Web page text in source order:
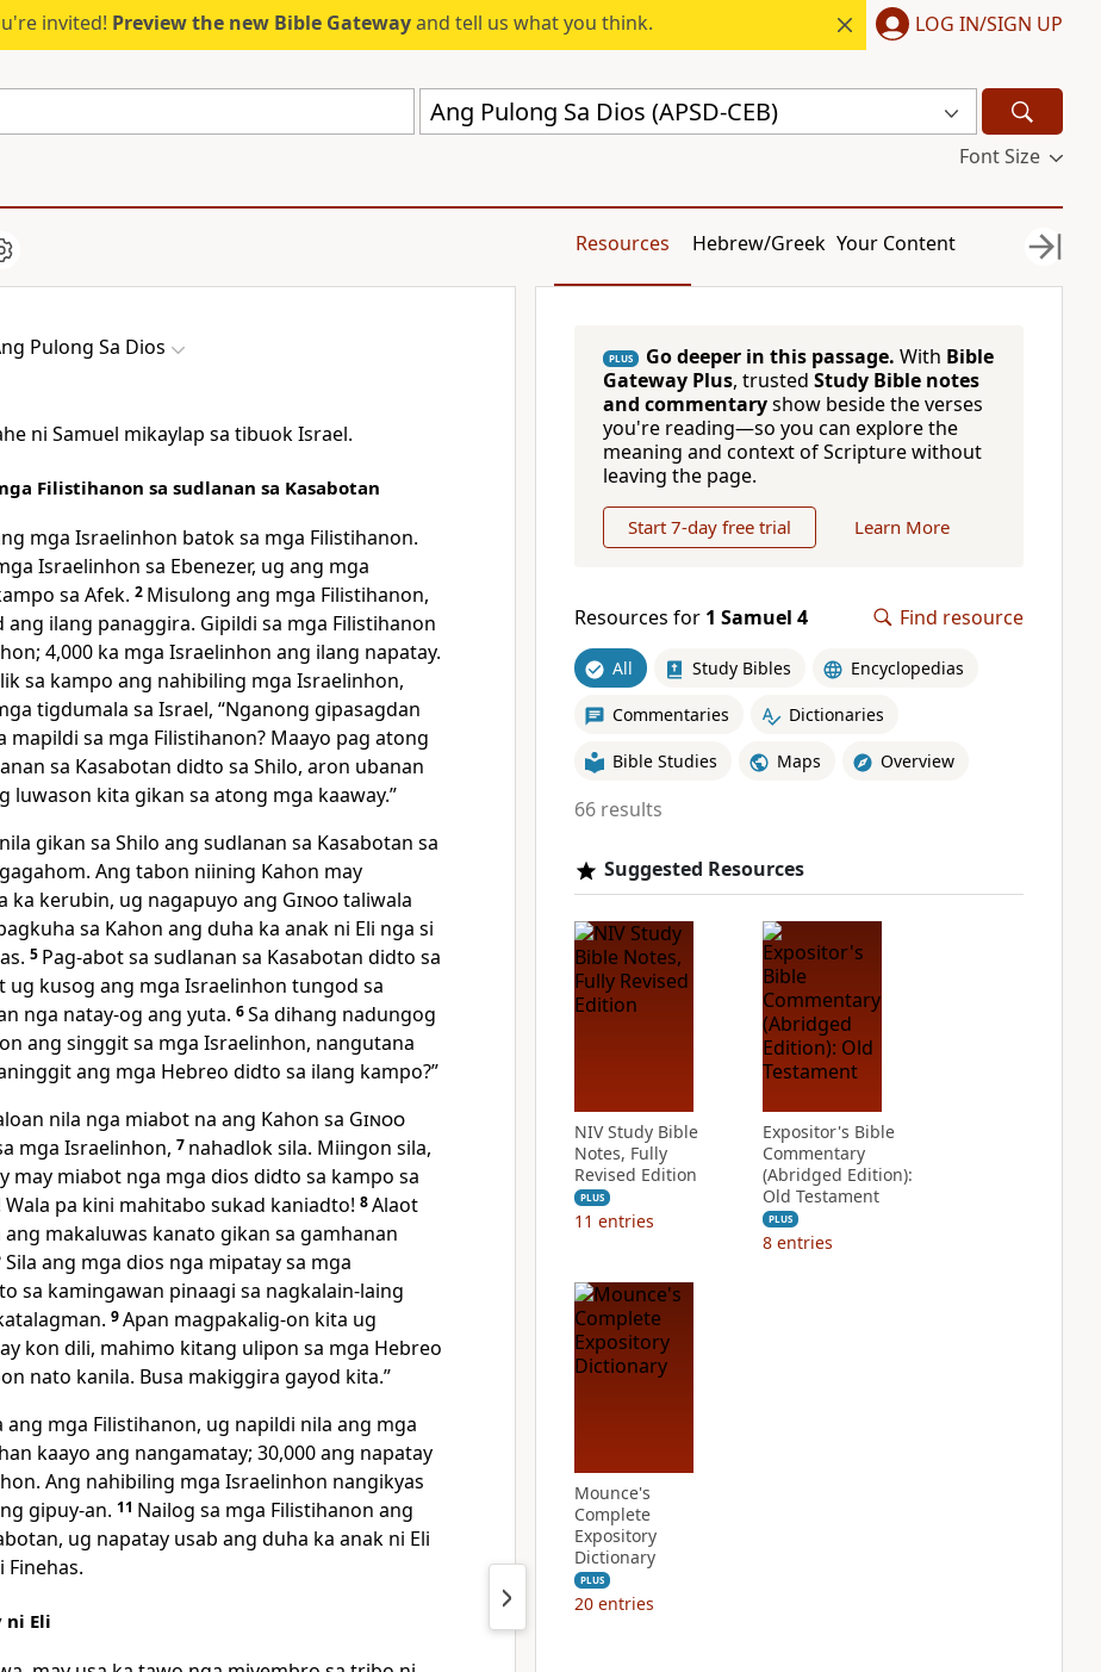
invited! Preview the new Bible Gatewayand tell us what you think. LOG IN/SIGN UP
Ang Pulong Sa Dios (APSD-CEB)
Font Size
Resources Hebrew/Greek Your Content
Pulong Sa Dios
ni Samuel mikaylap sa tibuok Israel.
Filistihanon sa sudlanan sa Kasabotan
mga Israelinhon batok sa mga Filistihanon.
Israelinhon sa Ebenezer, ug ang mga
sa Afek. 2 Misulong ang mga Filistihanon,
ang ilang panaggira. Gipildi sa mga Filistihanon
4,000 ka mga Israelinhon ang ilang napatay.
sa kampo ang nahibiling mga Israelinhon,
tigdumala sa Israel, “Nganong gipasagdan
mapildi sa mga Filistihanon? Maayo pag atong
sa Kasabotan didto sa Shilo, aron ubanan
luwason kita gikan sa atong mga kaaway.”
gikan sa Shilo ang sudlanan sa Kasabotan sa
Ang tabon niining Kahon may
ka kerubin, ug nagapuyo ang Ginootaliwala
sa Kahon ang duha ka anak ni Eli nga si
5 Pag-abot sa sudlanan sa Kasabotan didto sa
ug kusog ang mga Israelinhon tungod sa
nga natay-og ang yuta. 6Sa dihang nadungog
ang singgit sa mga Israelinhon, nangutana
ang mga Hebreo didto sa ilang kampo?”
nila nga miabot na ang Kahon sa Ginoo
mga Israelinhon, 7 nahadlok sila. Miingon sila,
may miabot nga mga dios didto sa kampo sa
pa kini mahitabo sukad kaniadto! 8Alaot
ang makaluwas kanato gikan sa gamhanan
ang mga dios nga mipatay sa mga
sa kamingawan pinaagi sa nagkalain-laing
9Apan magpakalig-on kita ug
kon dili, mahimo kitang ulipon sa mga Hebreo
nato kanila. Busa makiggira gayod kita.”
ang mga Filistihanon, ug napildi nila ang mga
kaayo ang nangamatay; 30,000 ang napatay
Ang nahibiling mga Israelinhon nangikyas
gipuy-an. 11 Nailog sa mga Filistihanon ang
ug napatay usab ang duha ka anak ni Eli
Finehas.
ni Eli
PLUS Go deeper in this passage. With Bible
Gateway Plus, trusted Study Bible notes
and commentaryshow beside the verses
you're reading—so you can explore the
meaning and context of Scripture without
leaving the page.
Start 7-day free trial Learn More
Resources for 1 Samuel 4 Find resource
All Study Bibles Encyclopedias
Commentaries Dictionaries
Bible Studies Maps Overview
66 results
Suggested Resources
NIV Study Bible
Notes, Fully
Revised Edition
PLUS
11 entries
Expositor's Bible
Commentary
(Abridged Edition):
Old Testament
PLUS
8 entries
Mounce's
Complete
Expository
Dictionary
PLUS
20 entries